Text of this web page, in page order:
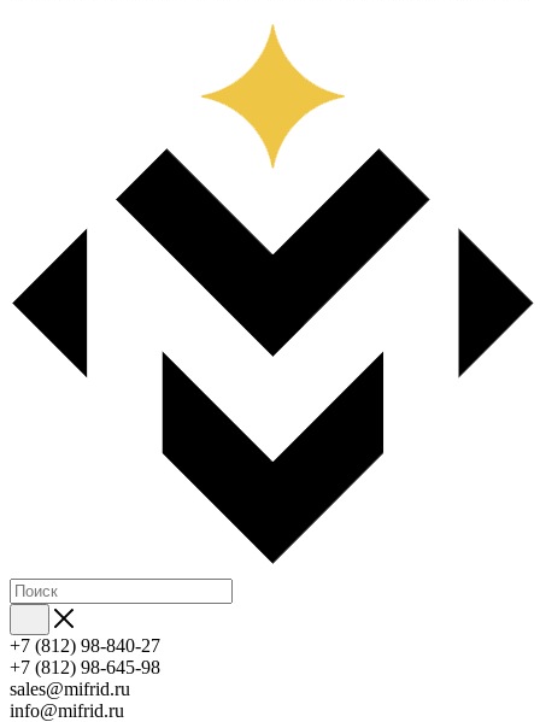
+7 (812) 98-840-27
+7 (812) 98-645-98
sales@mifrid.ru
info@mifrid.ru